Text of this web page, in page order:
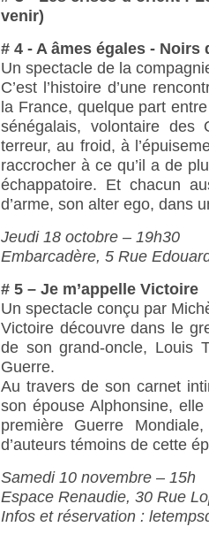
venir)
# 4 - A âmes égales - Noirs
Un spectacle de la
C’est l’histoire d’une
la France, quelque part
sénégalais, volontaire des
terreur, au froid, à
raccrocher à ce qu’il a de
échappatoire. Et chacun
d’arme, son alter ego, dans
Jeudi 18 octobre – 19h30
Embarcadère, 5 Rue
# 5 – Je m’appelle Victoire
Un spectacle conçu par
Victoire découvre dans le
de son grand-oncle, Louis
Guerre.
Au travers de son carnet
son épouse Alphonsine,
première Guerre
d’auteurs témoins de cette
Samedi 10 novembre – 15h
Espace Renaudie, 30 Rue
Infos et réservation :